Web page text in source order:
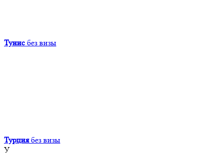
Тунис без визы
Турция без визы
У